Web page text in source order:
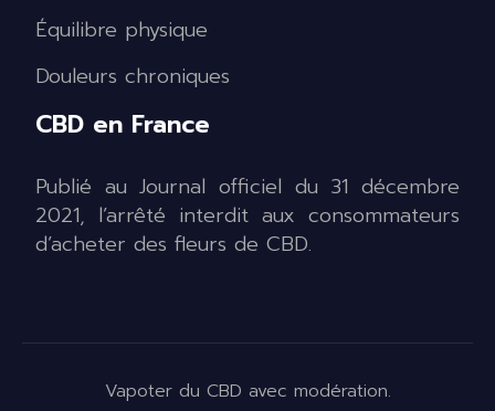
Équilibre physique
Douleurs chroniques
CBD en France
Publié au Journal officiel du 31 décembre
2021, l’arrêté interdit aux consommateurs
d’acheter des fleurs de CBD.
Vapoter du CBD avec modération.